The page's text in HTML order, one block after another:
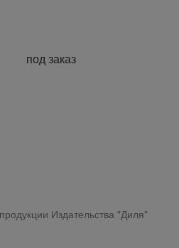
под заказ
Издательства "Диля"